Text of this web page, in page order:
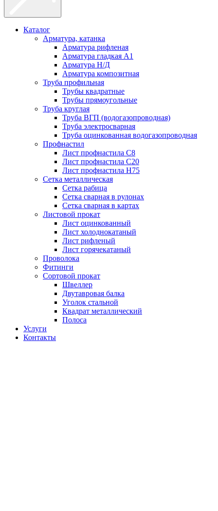
Каталог
Арматура, катанка
Арматура рифленая
Арматура гладкая A1
Арматура Н/Д
Арматура композитная
Труба профильная
Трубы квадратные
Трубы прямоугольные
Труба круглая
Труба ВГП (водогазопроводная)
Труба электросварная
Труба оцинкованная водогазопроводная
Профнастил
Лист профнастила С8
Лист профнастила С20
Лист профнастила Н75
Сетка металлическая
Сетка рабица
Сетка сварная в рулонах
Сетка сварная в картах
Листовой прокат
Лист оцинкованный
Лист холоднокатаный
Лист рифленый
Лист горячекатаный
Проволока
Фитинги
Сортовой прокат
Швеллер
Двутавровая балка
Уголок стальной
Квадрат металлический
Полоса
Услуги
Контакты